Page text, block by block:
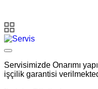
Servisimizde Onarımı
işçilik garantisi